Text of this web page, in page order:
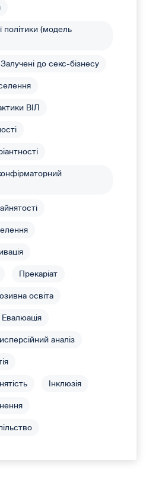
політики (модель
Залучені до секс-бізнесу
ВІЛ
Прекаріат
освіта
Евалюація
аналіз
Інклюзія